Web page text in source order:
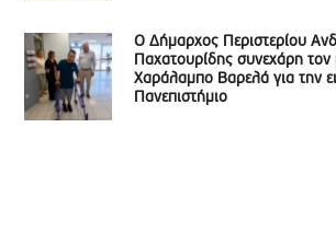
Ο Δήμαρχος Περιστερίου
Παχατουρίδης συνεχάρη
Χαράλαμπο Βαρελά για την
Πανεπιστήμιο